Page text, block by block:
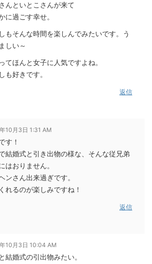
んといとこさんが来て
に過ごす幸せ。
もそんな時間を楽しんでみたいです。う
しい～
てほんと女子に人気ですよね。
も好きです。
返信
10月3日 1:31 AM
す！
結婚式と引き出物の様な、そんな従兄弟
はおりません。
ンさん出来過ぎです。
れるのが楽しみですね！
返信
10月3日 10:04 AM
結婚式の引出物みたい。